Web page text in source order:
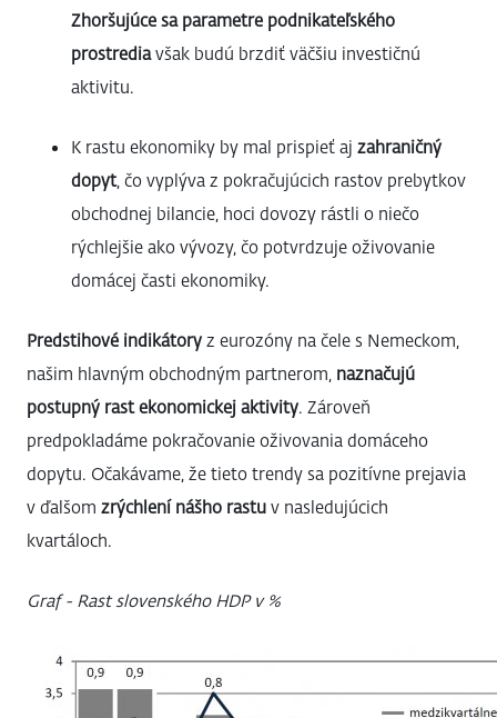
Zhoršujúce sa parametre podnikateľského
prostrediavšak budú brzdiť väčšiu investičnú
aktivitu.
K rastu ekonomiky by mal prispieť aj zahraničný
dopyt, čo vyplýva z pokračujúcich rastov prebytkov
obchodnej bilancie, hoci dovozy rástli o niečo
rýchlejšie ako vývozy, čo potvrdzuje oživovanie
domácej časti ekonomiky.
Predstihové indikátory z eurozóny na čele s Nemeckom,
našim hlavným obchodným partnerom, naznačujú
postupný rast ekonomickej aktivity. Zároveň
predpokladáme pokračovanie oživovania domáceho
dopytu. Očakávame, že tieto trendy sa pozitívne prejavia
v ďalšom zrýchlení nášho rastu v nasledujúcich
kvartáloch.
Graf - Rast slovenského HDP v %